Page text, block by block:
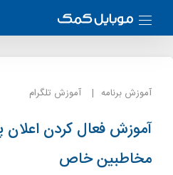
آموزش برنامه آموزش تلگرام
آموزش فعال کردن اعلان
مخاطبین خاص